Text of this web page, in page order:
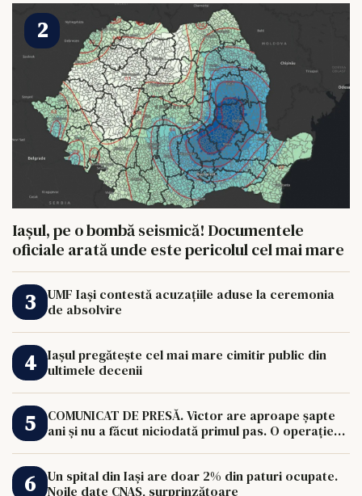
Iașul, pe o bombă seismică! Documentele
oficiale arată unde este pericolul cel mai mare
UMF Iași contestă acuzațiile aduse la ceremonia
de absolvire
Iașul pregătește cel mai mare cimitir public din
ultimele decenii
COMUNICAT DE PRESĂ. Victor are aproape șapte
ani și nu a făcut niciodată primul pas. O operație
Un spital din Iași are doar 2% din paturi ocupate.
Noile date CNAS, surprinzătoare